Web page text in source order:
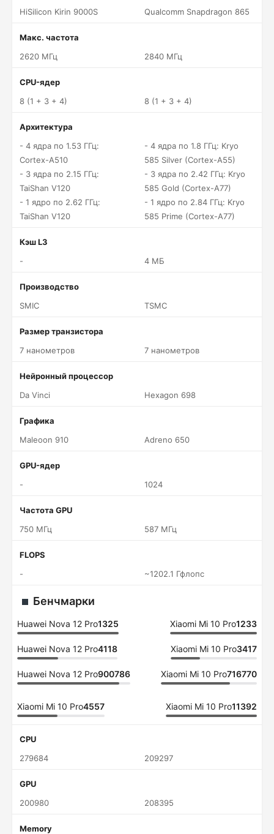
HiSilicon Kirin 9000S Qualcomm Snapdragon 865
Макс. частота
2620 МГц
2840 МГц
CPU-ядер
8 (1 + 3 + 4)
8 (1 + 3 + 4)
Архитектура
- 4 ядра по 1.53 ГГц:
Cortex-A510
- 3 ядра по 2.15 ГГц:
TaiShan V120
- 1 ядро по 2.62 ГГц:
TaiShan V120
- 4 ядра по 1.8 ГГц: Kryo
585 Silver (Cortex-A55)
- 3 ядра по 2.42 ГГц: Kryo
585 Gold (Cortex-A77)
- 1 ядро по 2.84 ГГц: Kryo
585 Prime (Cortex-A77)
Кэш L3
-
4 МБ
Производство
SMIC
TSMC
Размер транзистора
7 нанометров
7 нанометров
Нейронный процессор
Da Vinci
Hexagon 698
Графика
Maleoon 910
Adreno 650
GPU-ядер
-
1024
Частота GPU
750 МГц
587 МГц
FLOPS
-
~1202.1 Гфлопс
Бенчмарки
Huawei Nova 12 Pro1325 Xiaomi Mi 10 Pro1233
Huawei Nova 12 Pro4118 Xiaomi Mi 10 Pro3417
Huawei Nova 12 Pro900786 Xiaomi Mi 10 Pro716770
Xiaomi Mi 10 Pro4557 Xiaomi Mi 10 Pro11392
CPU
279684
209297
GPU
200980
208395
Memory